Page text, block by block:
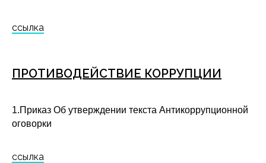
ссылка
ПРОТИВОДЕЙСТВИЕ КОРРУПЦИИ
1.Приказ Об утверждении текста Антикоррупционной
оговорки
ссылка